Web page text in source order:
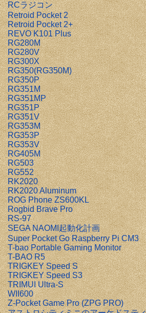
RCラジコン
Retroid Pocket 2
Retroid Pocket 2+
REVO K101 Plus
RG280M
RG280V
RG300X
RG350(RG350M)
RG350P
RG351M
RG351MP
RG351P
RG351V
RG353M
RG353P
RG353V
RG405M
RG503
RG552
RK2020
RK2020 Aluminum
ROG Phone ZS600KL
Rogbid Brave Pro
RS-97
SEGA NAOMI起動化計画
Super Pocket Go Raspberry Pi CM3
T-bao Portable Gaming Monitor
T-BAO R5
TRIGKEY Speed S
TRIGKEY Speed S3
TRIMUI Ultra-S
WII600
Z-Pocket Game Pro (ZPG PRO)